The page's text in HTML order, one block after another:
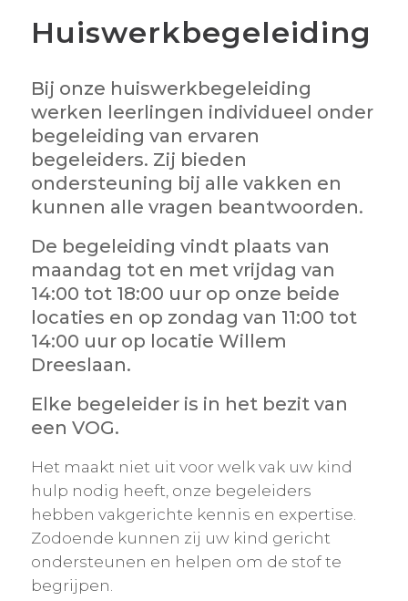
Huiswerkbegeleiding
Bij onze huiswerkbegeleiding
werken leerlingen individueel onder
begeleiding van ervaren
begeleiders. Zij bieden
ondersteuning bij alle vakken en
kunnen alle vragen beantwoorden.
De begeleiding vindt plaats van
maandag tot en met vrijdag van
14:00 tot 18:00 uur op onze beide
locaties en op zondag van 11:00 tot
14:00 uur op locatie Willem
Dreeslaan.
Elke begeleider is in het bezit van
een VOG.
Het maakt niet uit voor welk vak uw kind
hulp nodig heeft, onze begeleiders
hebben vakgerichte kennis en expertise.
Zodoende kunnen zij uw kind gericht
ondersteunen en helpen om de stof te
begrijpen.